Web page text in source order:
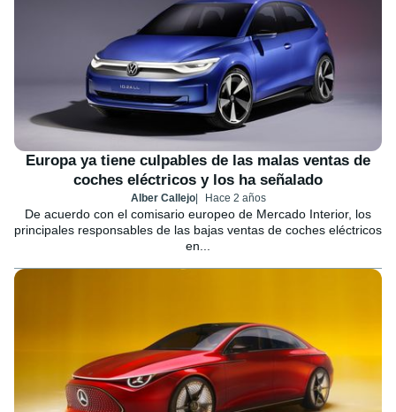
Europa ya tiene culpables de las malas ventas de
coches eléctricos y los ha señalado
Alber Callejo Hace 2 años
De acuerdo con el comisario europeo de Mercado Interior, los
principales responsables de las bajas ventas de coches eléctricos
en...